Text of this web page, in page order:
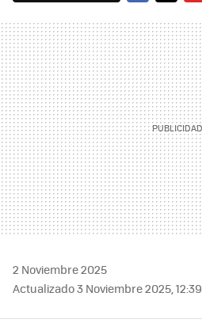
2 Noviembre 2025
Actualizado 3 Noviembre 2025, 12:39